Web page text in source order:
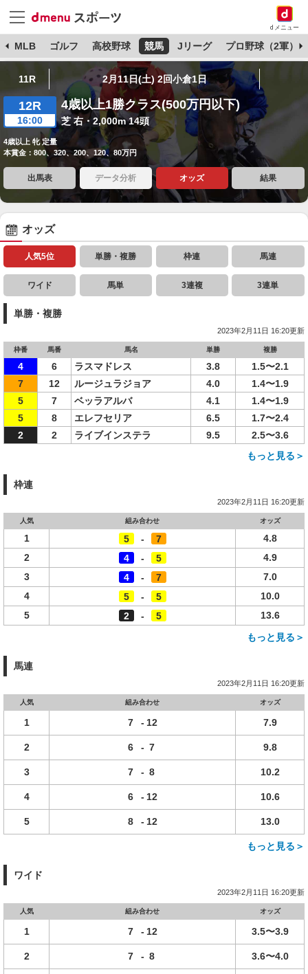
dメニュー
MLB ゴルフ 高校野球 競馬 Jリーグ プロ野球（2軍）
11R 2月11日(土) 2回小倉1日
12R
16:00
4歳以上1勝クラス(500万円以下)
芝 右・2,000m 14頭
4歳以上 牝 定量
本賞金：800、320、200、120、80万円
出馬表 データ分析 オッズ 結果
オッズ
人気5位 単勝・複勝 枠連 馬連
ワイド 馬単 3連複 3連単
単勝・複勝
2023年2月11日 16:20更新
枠番 馬番 馬名 単勝 複勝
4 6 ラスマドレス 3.8
1.5〜2.1
7
12 ルージュラジョア 4.0
1.4〜1.9
5
7 ベッラアルバ 4.1
1.4〜1.9
5
8 エレフセリア 6.5
1.7〜2.4
2
2 ライブインステラ 9.5
2.5〜3.6
もっと見る＞
枠連
2023年2月11日 16:20更新
人気 組み合わせ オッズ
1 5 - 7
4.8
2
4 - 5
4.9
3
4 - 7
7.0
4
5 - 5
10.0
5
2 - 5
13.6
もっと見る＞
馬連
2023年2月11日 16:20更新
人気 組み合わせ オッズ
1 7 - 12 7.9
2 6 - 7 9.8
3 7 - 8 10.2
4 6 - 12 10.6
5 8 - 12 13.0
もっと見る＞
ワイド
2023年2月11日 16:20更新
人気 組み合わせ オッズ
1 7 - 12 3.5〜3.9
2 7 - 8 3.6〜4.0